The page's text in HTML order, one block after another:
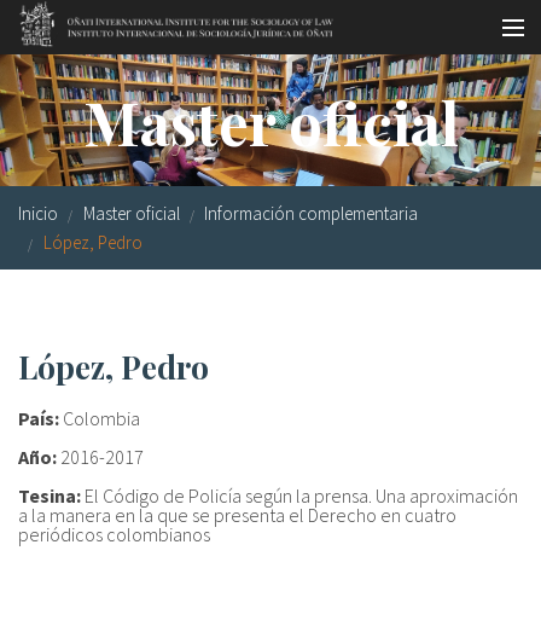
Pasar al contenido principal
Master oficial
Workshops
Visitas
Biblioteca
Investigación
Equipo
Master oficial
Inicio Master oficial
Información complementaria
López, Pedro
López, Pedro
País: Colombia
Año: 2016-2017
Tesina: El Código de Policía según la prensa. Una aproximación
a la manera en la que se presenta el Derecho en cuatro
periódicos colombianos